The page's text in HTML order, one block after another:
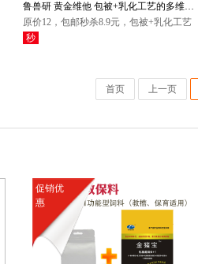
鲁兽研 黄金维他 包被+乳化工艺的多维
500g 饮水3000斤 拌料1500斤
原价12，包邮秒杀8.9元，包被+乳化工艺
的多维，限量300袋
秒
首页 上一页
促销优
惠